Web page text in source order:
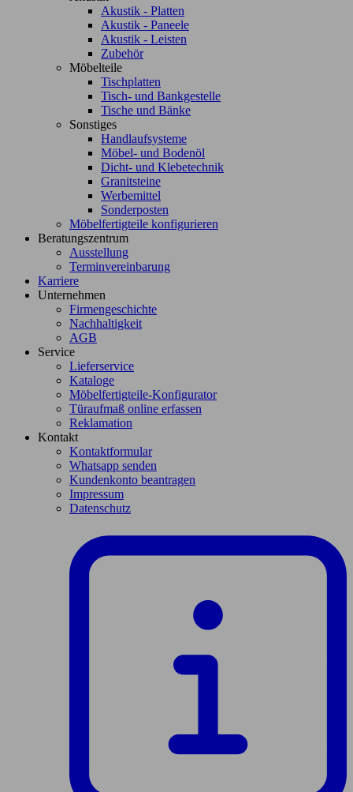
Akustik - Platten
Akustik - Paneele
Akustik - Leisten
Zubehör
Möbelteile
Tischplatten
Tisch- und Bankgestelle
Tische und Bänke
Sonstiges
Handlaufsysteme
Möbel- und Bodenöl
Dicht- und Klebetechnik
Granitsteine
Werbemittel
Sonderposten
Möbelfertigteile konfigurieren
Beratungszentrum
Ausstellung
Terminvereinbarung
Karriere
Unternehmen
Firmengeschichte
Nachhaltigkeit
AGB
Service
Lieferservice
Kataloge
Möbelfertigteile-Konfigurator
Türaufmaß online erfassen
Reklamation
Kontakt
Kontaktformular
Whatsapp senden
Kundenkonto beantragen
Impressum
Datenschutz